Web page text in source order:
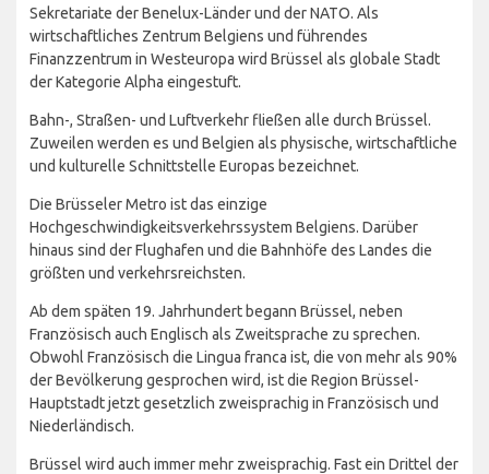
Sekretariate der Benelux-Länder und der NATO. Als
wirtschaftliches Zentrum Belgiens und führendes
Finanzzentrum in Westeuropa wird Brüssel als globale Stadt
der Kategorie Alpha eingestuft.
Bahn-, Straßen- und Luftverkehr fließen alle durch Brüssel.
Zuweilen werden es und Belgien als physische, wirtschaftliche
und kulturelle Schnittstelle Europas bezeichnet.
Die Brüsseler Metro ist das einzige
Hochgeschwindigkeitsverkehrssystem Belgiens. Darüber
hinaus sind der Flughafen und die Bahnhöfe des Landes die
größten und verkehrsreichsten.
Ab dem späten 19. Jahrhundert begann Brüssel, neben
Französisch auch Englisch als Zweitsprache zu sprechen.
Obwohl Französisch die Lingua franca ist, die von mehr als 90%
der Bevölkerung gesprochen wird, ist die Region Brüssel-
Hauptstadt jetzt gesetzlich zweisprachig in Französisch und
Niederländisch.
Brüssel wird auch immer mehr zweisprachig. Fast ein Drittel der